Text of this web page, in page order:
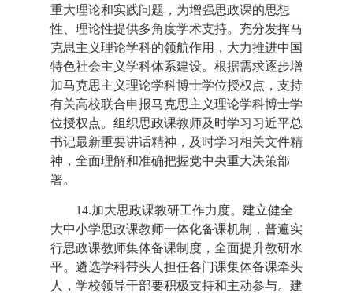
重大理论和实践问题，为增强思政课的思想
性、理论性提供多角度学术支持。充分发挥马
克思主义理论学科的领航作用，大力推进中国
特色社会主义学科体系建设。根据需求逐步增
加马克思主义理论学科博士学位授权点，支持
有关高校联合申报马克思主义理论学科博士学
位授权点。组织思政课教师及时学习习近平总
书记最新重要讲话精神，及时学习相关文件精
神，全面理解和准确把握党中央重大决策部
署。
14.加大思政课教研工作力度。建立健全
大中小学思政课教师一体化备课机制，普遍实
行思政课教师集体备课制度，全面提升教研水
平。遴选学科带头人担任各门课集体备课牵头
人，学校领导干部要积极支持和主动参与。建